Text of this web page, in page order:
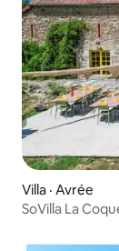
Villa · Avrée
SoVilla La